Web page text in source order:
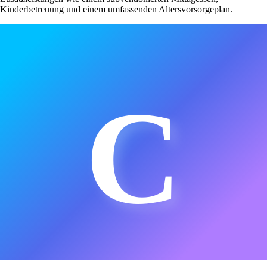
Kinderbetreuung und einem umfassenden Altersvorsorgeplan.
C